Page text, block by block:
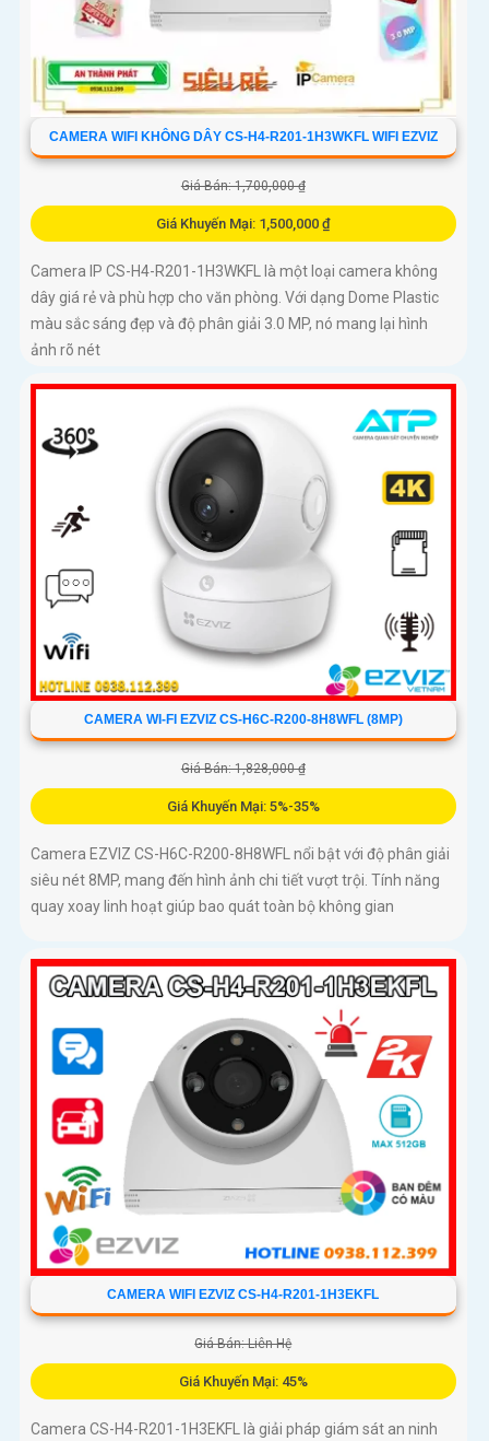
CAMERA WIFI KHÔNG DÂY CS-H4-R201-1H3WKFL WIFI EZVIZ
Giá Bán: 1,700,000 ₫
Giá Khuyến Mại: 1,500,000 ₫
Camera IP CS-H4-R201-1H3WKFL là một loại camera không
dây giá rẻ và phù hợp cho văn phòng. Với dạng Dome Plastic
màu sắc sáng đẹp và độ phân giải 3.0 MP, nó mang lại hình
ảnh rõ nét
CAMERA WI-FI EZVIZ CS-H6C-R200-8H8WFL (8MP)
Giá Bán: 1,828,000 ₫
Giá Khuyến Mại: 5%-35%
Camera EZVIZ CS-H6C-R200-8H8WFL nổi bật với độ phân giải
siêu nét 8MP, mang đến hình ảnh chi tiết vượt trội. Tính năng
quay xoay linh hoạt giúp bao quát toàn bộ không gian
CAMERA WIFI EZVIZ CS-H4-R201-1H3EKFL
Giá Bán: Liên Hệ
Giá Khuyến Mại: 45%
Camera CS-H4-R201-1H3EKFL là giải pháp giám sát an ninh